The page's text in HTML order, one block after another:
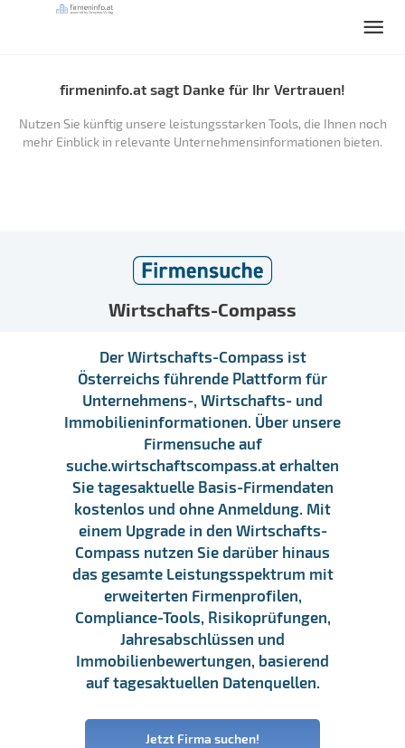
firmeninfo.at sagt Danke für Ihr Vertrauen!
Nutzen Sie künftig unsere leistungsstarken Tools, die Ihnen noch
mehr Einblick in relevante Unternehmensinformationen bieten.
Wirtschafts-Compass
Der Wirtschafts-Compass ist
Österreichs führende Plattform für
Unternehmens-, Wirtschafts- und
Immobilieninformationen. Über unsere
Firmensuche auf
suche.wirtschaftscompass.at erhalten
Sie tagesaktuelle Basis-Firmendaten
kostenlos und ohne Anmeldung. Mit
einem Upgrade in den Wirtschafts-
Compass nutzen Sie darüber hinaus
das gesamte Leistungsspektrum mit
erweiterten Firmenprofilen,
Compliance-Tools, Risikoprüfungen,
Jahresabschlüssen und
Immobilienbewertungen, basierend
auf tagesaktuellen Datenquellen.
Jetzt Firma suchen!